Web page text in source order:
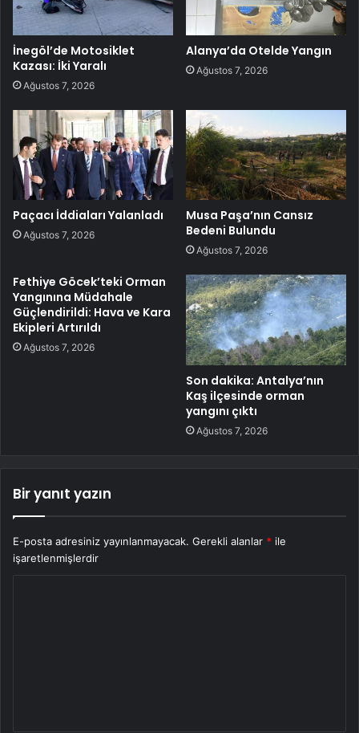
İnegöl’de Motosiklet
Kazası: İki Yaralı
Ağustos 7, 2026
Alanya’da Otelde Yangın
Ağustos 7, 2026
Paçacı İddiaları Yalanladı
Ağustos 7, 2026
Musa Paşa’nın Cansız
Bedeni Bulundu
Ağustos 7, 2026
Fethiye Göcek’teki Orman
Yangınına Müdahale
Güçlendirildi: Hava ve Kara
Ekipleri Artırıldı
Ağustos 7, 2026
Son dakika: Antalya’nın
Kaş ilçesinde orman
yangını çıktı
Ağustos 7, 2026
Bir yanıt yazın
E-posta adresiniz yayınlanmayacak. Gerekli alanlar * ile
işaretlenmişlerdir